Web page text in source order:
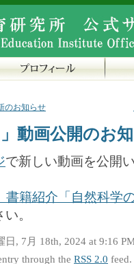
のお知らせ
動画公開のお
で新しい動画を公開
籍紹介「自然科学
。
日, 7月 18th, 2024 at 9:16
through the RSS 2.0